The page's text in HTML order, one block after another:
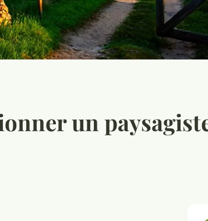
un